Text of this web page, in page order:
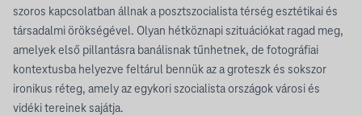
szoros kapcsolatban állnak a posztszocialista térség esztétikai és
társadalmi örökségével. Olyan hétköznapi szituációkat ragad meg,
amelyek első pillantásra banálisnak tűnhetnek, de fotográfiai
kontextusba helyezve feltárul bennük az a groteszk és sokszor
ironikus réteg, amely az egykori szocialista országok városi és
vidéki tereinek sajátja.